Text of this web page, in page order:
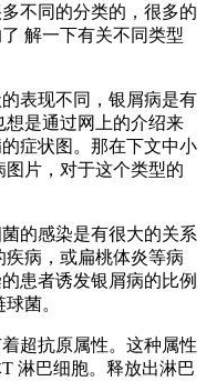
不同的分类的，很多的
解一下有关不同类型
表现不同，银屑病是有
是通过网上的介绍来
症状图。那在下文中小
片，对于这个类型的
的感染是有很大的关系
病，或扁桃体炎等病
患者诱发银屑病的比例
菌。
超抗原属性。这种属性
淋巴细胞。释放出淋巴